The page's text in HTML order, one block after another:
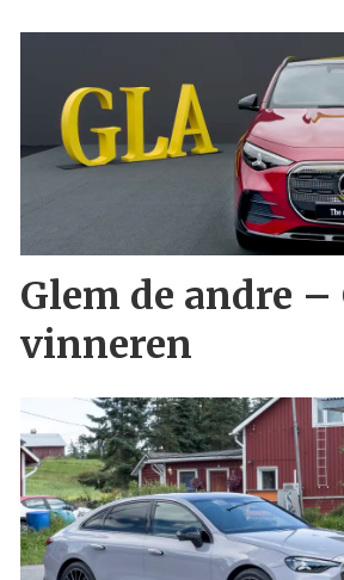
Glem de andre –
vinneren